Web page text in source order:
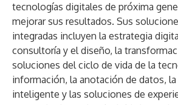
tecnologías digitales de próxima
mejorar sus resultados. Sus
integradas incluyen la estrategia
consultoría y el diseño, la
soluciones del ciclo de vida de la
información, la anotación de datos,
inteligente y las soluciones de